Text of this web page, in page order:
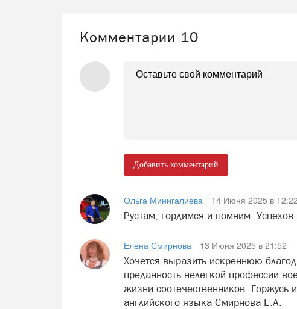
Комментарии 10
Добавить комментарий
Ольга Минигалиева
14 Июня 2025 в 12:22
Рустам, гордимся и помним.
Елена Смирнова
13 Июня 2025 в 21:52
Хочется выразить искреннюю
преданность нелегкой профессии
жизни соотечественников.
английского языка Смирнова Е.А.